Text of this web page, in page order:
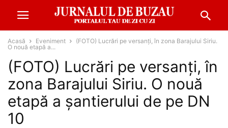
Acasă Eveniment
(FOTO) Lucrări pe versanți, în zona Barajului Siriu.
O nouă etapă a...
(FOTO) Lucrări pe versanți, în
zona Barajului Siriu. O nouă
etapă a șantierului de pe DN
10